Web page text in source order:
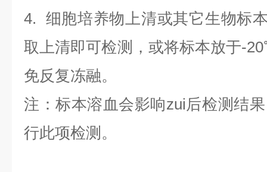
4. 细胞培养物上清或其它生物标
取上清即可检测，或将标本放于-
免反复冻融。
注：标本溶血会影响zui后检测结
行此项检测。